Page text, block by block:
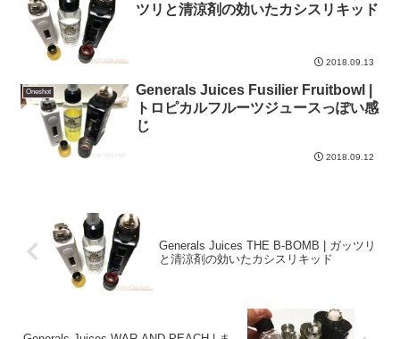
ツリと清涼剤の効いたカシスリキッド
2018.09.13
Oneshot
Generals Juices Fusilier Fruitbowl |
トロピカルフルーツジュースっぽい感
じ
2018.09.12
Generals Juices THE B-BOMB | ガッツリ
と清涼剤の効いたカシスリキッド